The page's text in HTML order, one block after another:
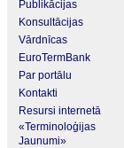
Publikācijas
Konsultācijas
Vārdnīcas
EuroTermBank
Par portālu
Kontakti
Resursi internetā
«Terminoloģijas
Jaunumi»